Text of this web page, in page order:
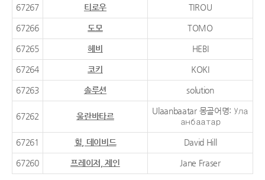
67267 티로우 TIROU
67266 도모 TOMO
67265 헤비 HEBI
67264 코키 KOKI
67263 솔루션 solution
67262 울란바타르
Ulaanbaatar 몽골어명: Ула
анбаатар
67261 힐, 데이비드 David Hill
67260 프레이저, 제인 Jane Fraser